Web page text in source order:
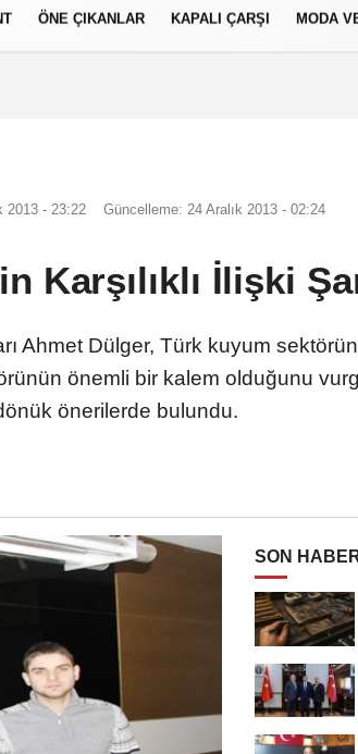
русский Spanish
ÖNE ÇIKANLAR KAPALI ÇARŞI MODA
2013 - 23:22 Güncelleme: 24 Aralık 2013 - 02:24
Karşılıklı İlişki
Ahmet Dülger, Türk kuyum
önemli bir kalem olduğunu
önerilerde bulundu.
SON